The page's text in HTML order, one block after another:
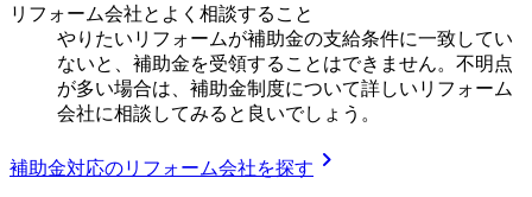
リフォーム会社とよく相談すること
やりたいリフォームが補助金の支給条件に一致してい
ないと、補助金を受領することはできません。不明点
が多い場合は、補助金制度について詳しいリフォーム
会社に相談してみると良いでしょう。
補助金対応のリフォーム会社を探す chevron_right